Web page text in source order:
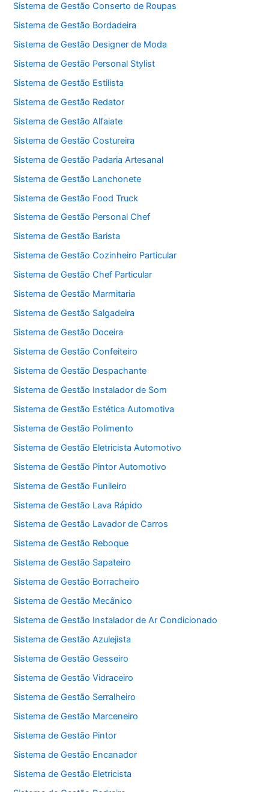
Sistema de Gestão Conserto de Roupas
Sistema de Gestão Bordadeira
Sistema de Gestão Designer de Moda
Sistema de Gestão Personal Stylist
Sistema de Gestão Estilista
Sistema de Gestão Redator
Sistema de Gestão Alfaiate
Sistema de Gestão Costureira
Sistema de Gestão Padaria Artesanal
Sistema de Gestão Lanchonete
Sistema de Gestão Food Truck
Sistema de Gestão Personal Chef
Sistema de Gestão Barista
Sistema de Gestão Cozinheiro Particular
Sistema de Gestão Chef Particular
Sistema de Gestão Marmitaria
Sistema de Gestão Salgadeira
Sistema de Gestão Doceira
Sistema de Gestão Confeiteiro
Sistema de Gestão Despachante
Sistema de Gestão Instalador de Som
Sistema de Gestão Estética Automotiva
Sistema de Gestão Polimento
Sistema de Gestão Eletricista Automotivo
Sistema de Gestão Pintor Automotivo
Sistema de Gestão Funileiro
Sistema de Gestão Lava Rápido
Sistema de Gestão Lavador de Carros
Sistema de Gestão Reboque
Sistema de Gestão Sapateiro
Sistema de Gestão Borracheiro
Sistema de Gestão Mecânico
Sistema de Gestão Instalador de Ar Condicionado
Sistema de Gestão Azulejista
Sistema de Gestão Gesseiro
Sistema de Gestão Vidraceiro
Sistema de Gestão Serralheiro
Sistema de Gestão Marceneiro
Sistema de Gestão Pintor
Sistema de Gestão Encanador
Sistema de Gestão Eletricista